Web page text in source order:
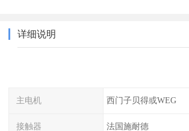
详细说明
主电机 西门子贝得或WEG
接触器 法国施耐德